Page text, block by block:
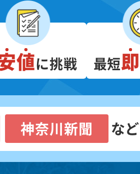
値に挑戦 最短
神奈川新聞 な